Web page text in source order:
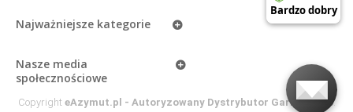
Najważniejsze kategorie
Nasze media
społecznościowe
Copyright eAzymut.pl - Autoryzowany Dystrybutor Garmin2026.